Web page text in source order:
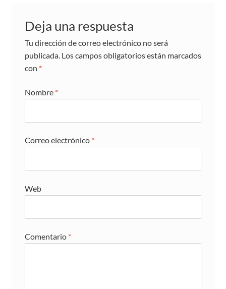
Deja una respuesta
Tu dirección de correo electrónico no será
publicada. Los campos obligatorios están marcados
con *
Nombre *
Correo electrónico *
Web
Comentario *